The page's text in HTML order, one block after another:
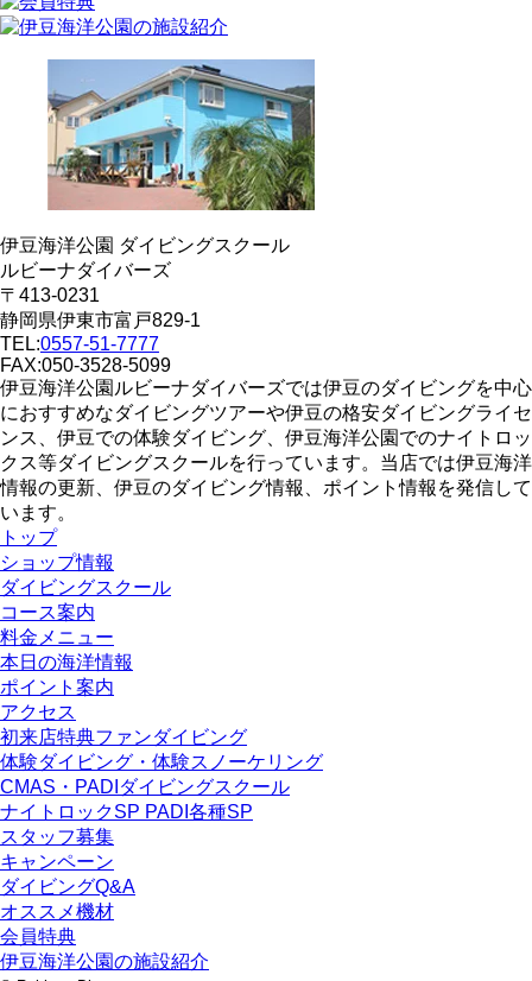
伊豆海洋公園 ダイビングスクール
ルビーナダイバーズ
〒413-0231
静岡県伊東市富戸829-1
TEL:0557-51-7777
FAX:050-3528-5099
伊豆海洋公園ルビーナダイバーズでは伊豆のダイビングを中心
におすすめなダイビングツアーや伊豆の格安ダイビングライセ
ンス、伊豆での体験ダイビング、伊豆海洋公園でのナイトロッ
クス等ダイビングスクールを行っています。当店では伊豆海洋
情報の更新、伊豆のダイビング情報、ポイント情報を発信して
います。
トップ
ショップ情報
ダイビングスクール
コース案内
料金メニュー
本日の海洋情報
ポイント案内
アクセス
初来店特典ファンダイビング
体験ダイビング・体験スノーケリング
CMAS・PADIダイビングスクール
ナイトロックSP PADI各種SP
スタッフ募集
キャンペーン
ダイビングQ&A
オススメ機材
会員特典
伊豆海洋公園の施設紹介